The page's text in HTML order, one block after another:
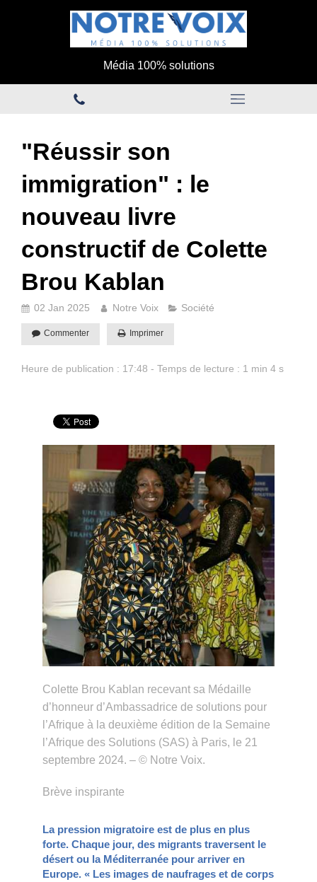
Média 100% solutions
"Réussir son
immigration" : le
nouveau livre
constructif de Colette
Brou Kablan
02 Jan 2025 Notre Voix Société
Commenter Imprimer
Heure de publication : 17:48 - Temps de lecture : 1 min 4 s
Colette Brou Kablan recevant sa Médaille
d’honneur d’Ambassadrice de solutions pour
l’Afrique à la deuxième édition de la Semaine
l’Afrique des Solutions (SAS) à Paris, le 21
septembre 2024. – © Notre Voix.
Brève inspirante
La pression migratoire est de plus en plus
forte. Chaque jour, des migrants traversent le
désert ou la Méditerranée pour arriver en
Europe. « Les images de naufrages et de corps